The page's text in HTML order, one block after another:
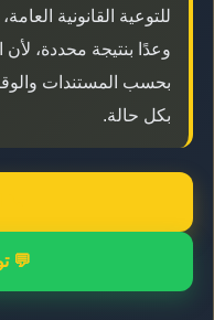
للتوعية القانونية
وعدًا بنتيجة محددة،
بحسب المستندات
بكل حالة.
💬